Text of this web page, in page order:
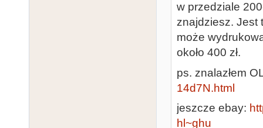
w przedziale
znajdziesz. Jest
może
około 400 zł.
ps. znalazłem
14d7N.html
jeszcze ebay:
hl~ghu